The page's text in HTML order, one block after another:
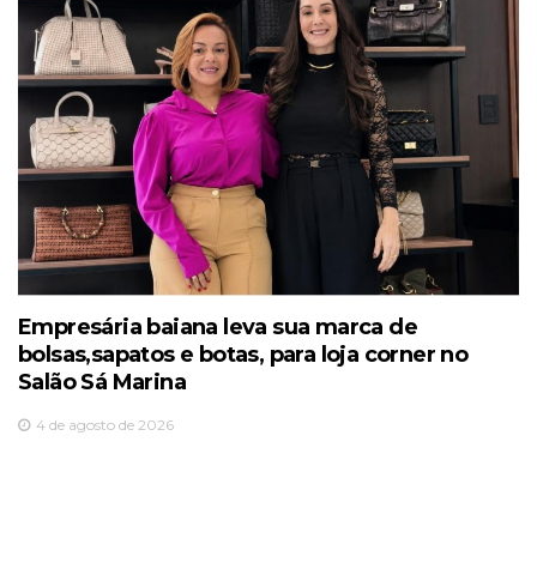
Empresária baiana leva sua marca de
bolsas,sapatos e botas, para loja corner no
Salão Sá Marina
4 de agosto de 2026